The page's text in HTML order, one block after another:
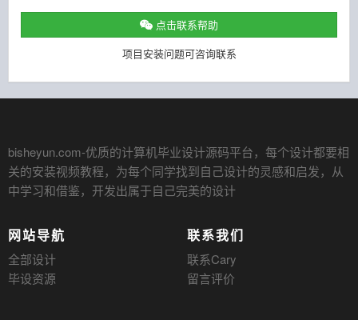
点击联系帮助
项目安装问题可咨询联系
bisheyun.com-优质的计算机毕业设计源码平台，每个设计都要相
关的安装视频教程，为每个同学找到自己设计的灵感和启发，从
中学习和借鉴，开发出属于自己完美的设计
网站导航
全部设计
毕设资源
联系我们
联系Cary
留言评价